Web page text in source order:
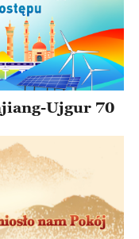
Ujgur 70